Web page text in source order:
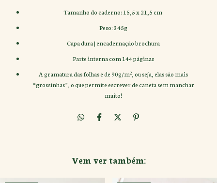
Tamanho do caderno: 15,5 x 21,5 cm
Peso: 345g
Capa dura | encadernação brochura
Parte interna com 144 páginas
A gramatura das folhas é de 90g/m², ou seja, elas são mais
“grossinhas”, o que permite escrever de caneta sem manchar
muito!
Vem ver também: